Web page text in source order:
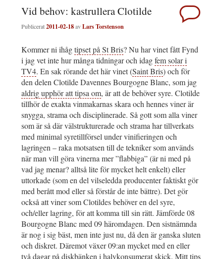
Vid behov: kastrullera Clotilde
Publicerat2011-02-18avLars Torstenson
Kommer ni ihågtipset på St Bris? Nu har vinet fått Fynd
i jag vet inte hur många tidningar och idagfem solar i
TV4. En sak rörande det här vinet (Saint Bris) och för
den delen Clotilde Davennes Bourgogne Blanc, som jag
aldrig upphör att tipsa om, är att de behöver syre. Clotilde
tillhör de exakta vinmakarnas skara och hennes viner är
snygga, strama och disciplinerade. Så gott som alla viner
som är så där välstrukturerade och strama har tillverkats
med minimal syretillförsel under vinifieringen och
lagringen – raka motsatsen till de tekniker som används
när man vill göra vinerna mer ”flabbiga” (är ni med på
vad jag menar? alltså lite för mycket helt enkelt) eller
uttorkade (som en del vilseledda producenter faktiskt gör
med berått mod eller så förstår de inte bättre). Det gör
också att viner som Clotildes behöver en del syre,
och/eller lagring, för att komma till sin rätt. Jämförde 08
Bourgogne Blanc med 09 häromdagen. Den sistnämnda
är nog i sig bäst, men inte just nu, då den är ganska sluten
och diskret. Däremot växer 09:an mycket med en eller
två dagar på diskbänken i halvkonsumerat skick. Mitt tips